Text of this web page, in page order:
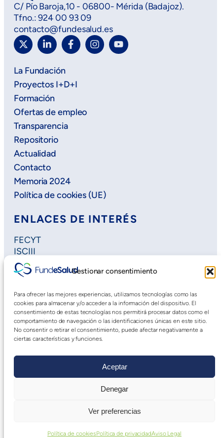
Gestionar consentimiento
Para ofrecer las mejores experiencias, utilizamos tecnologías como las
cookies para almacenar y/o acceder a la información del dispositivo. El
consentimiento de estas tecnologías nos permitirá procesar datos como el
comportamiento de navegación o las identificaciones únicas en este sitio.
No consentir o retirar el consentimiento, puede afectar negativamente a
ciertas características y funciones.
Aceptar
Denegar
Ver preferencias
Política de cookiesPolítica de privacidadAviso Legal
C/ Pío Baroja,10 - 06800- Mérida (Badajoz).
Tfno.: 924 00 93 09
contacto@fundesalud.es
La Fundación
Proyectos I+D+I
Formación
Ofertas de empleo
Transparencia
Repositorio
Actualidad
Contacto
Memoria 2024
Política de cookies (UE)
ENLACES DE INTERÉS
FECYT
ISCIII
Horizon Europe
Plan Regional de Investigación
Saludteca
Cursos DOE
Declaración de Accesibilidad